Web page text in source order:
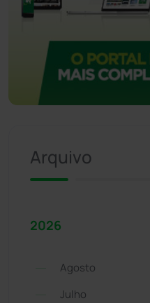
Arquivo
2026
Agosto
Julho